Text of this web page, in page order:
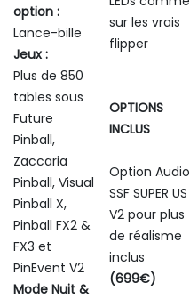
option :
Lance-bille
Jeux :
Plus de 850
tables sous
Future
Pinball,
Zaccaria
Pinball, Visual
Pinball X,
Pinball FX2 &
FX3 et
PinEvent V2
Mode Nuit &
sur les vrais
flipper
OPTIONS
INCLUS
Option Audio
SSF SUPER US
V2 pour plus
de réalisme
inclus
(699€)